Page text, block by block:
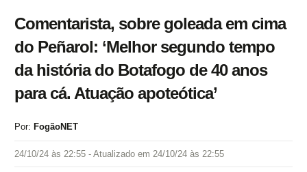
Comentarista, sobre goleada em cima
do Peñarol: ‘Melhor segundo tempo
da história do Botafogo de 40 anos
para cá. Atuação apoteótica’
Por: FogãoNET
24/10/24 às 22:55 - Atualizado em 24/10/24 às 22:55